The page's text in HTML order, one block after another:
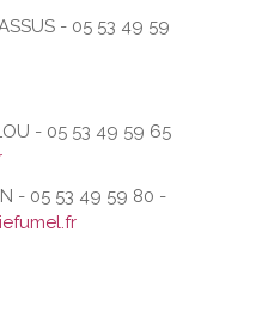
- 05 53 49 59
05 53 49 59 65
53 49 59 80 -